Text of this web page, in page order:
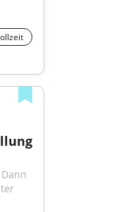
bewerben Sie sich bei uns als festangestellter